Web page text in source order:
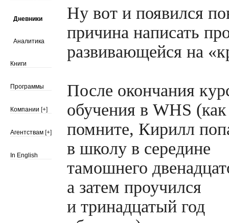
Дневники
Аналитика
Книги
Программы
Компании [+]
Агентствам [+]
In English
Ну вот и появился
причина написать
развивающейся на
После окончания
обучения в WHS
помните, Кирилл
в школу в середине
тамошнего
а затем проучился
и тринадцатый год